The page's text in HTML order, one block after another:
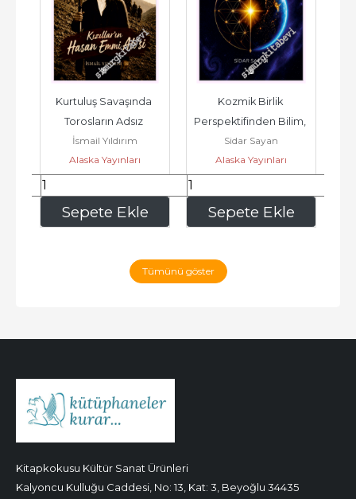
Sepete Ekle
Kurtuluş Savaşında
Torosların Adsız
Kahramanı Kızıllar'ın
Hasan Emmi...
İsmail Yıldırım
Alaska Yayınları
217,60 Sepete Ekle
Kozmik Birlik
Perspektifinden Bilim,
Felsefe ve İnsanlık 2 -
Sidar Sayan
Alaska Yayınları
408,00
Tümünü göster
Kitapkokusu Kültür Sanat Ürünleri
Kalyoncu Kulluğu Caddesi, No: 13, Kat: 3, Beyoğlu 34435